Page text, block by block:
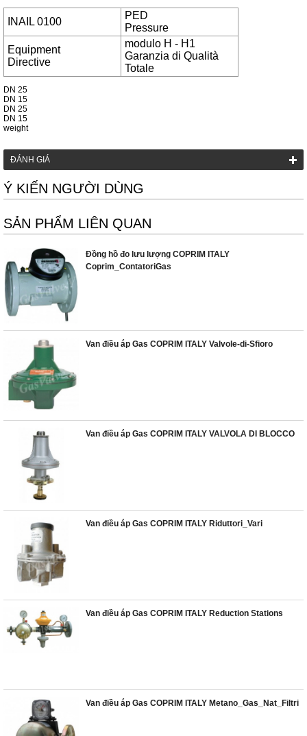
INAIL 0100
PED
Pressure
Equipment
Directive
modulo H - H1
Garanzia di Qualità
Totale
DN 25
DN 15
DN 25
DN 15
weight
ĐÁNH GIÁ
Ý KIẾN NGƯỜI DÙNG
SẢN PHẨM LIÊN QUAN
Đồng hồ đo lưu lượng COPRIM ITALY
Coprim_ContatoriGas
Van điều áp Gas COPRIM ITALY Valvole-di-Sfioro
Van điều áp Gas COPRIM ITALY VALVOLA DI BLOCCO
Van điều áp Gas COPRIM ITALY Riduttori_Vari
Van điều áp Gas COPRIM ITALY Reduction Stations
Van điều áp Gas COPRIM ITALY Metano_Gas_Nat_Filtri